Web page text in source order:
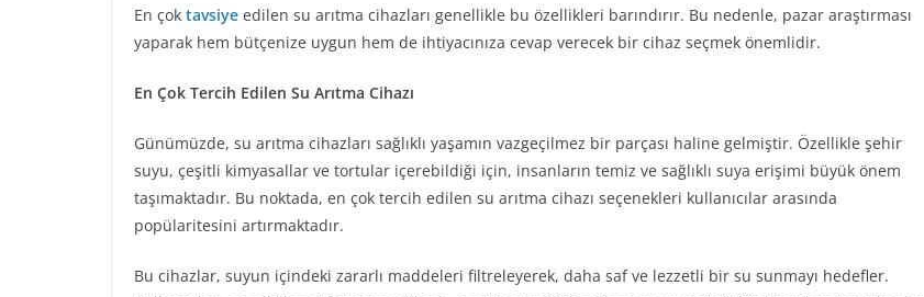
En çok tavsiye edilen su arıtma cihazları genellikle bu özellikleri barındırır. Bu nedenle, pazar araştırması
yaparak hem bütçenize uygun hem de ihtiyacınıza cevap verecek bir cihaz seçmek önemlidir.
En Çok Tercih Edilen Su Arıtma Cihazı
Günümüzde, su arıtma cihazları sağlıklı yaşamın vazgeçilmez bir parçası haline gelmiştir. Özellikle şehir
suyu, çeşitli kimyasallar ve tortular içerebildiği için, insanların temiz ve sağlıklı suya erişimi büyük önem
taşımaktadır. Bu noktada, en çok tercih edilen su arıtma cihazı seçenekleri kullanıcılar arasında
popülaritesini artırmaktadır.
Bu cihazlar, suyun içindeki zararlı maddeleri filtreleyerek, daha saf ve lezzetli bir su sunmayı hedefler.